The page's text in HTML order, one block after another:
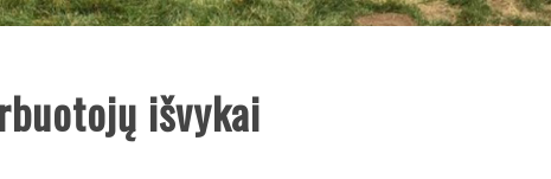
išvykai